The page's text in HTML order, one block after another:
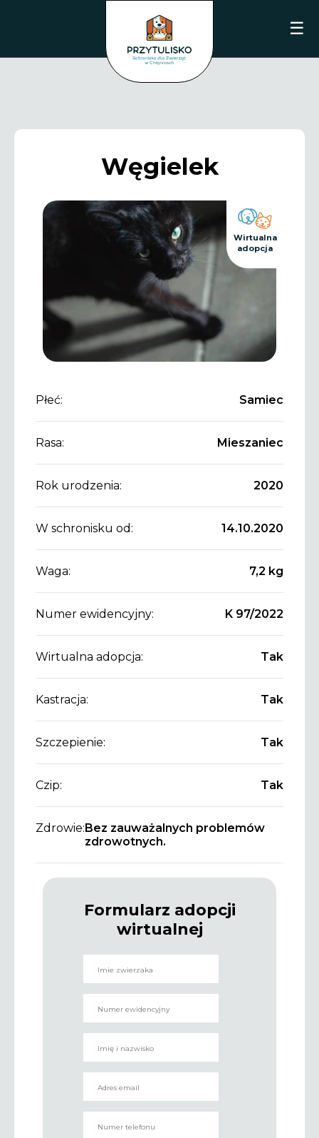
☰
Węgielek
Wirtualna
adopcja
Płeć: Samiec
Rasa: Mieszaniec
Rok urodzenia: 2020
W schronisku od: 14.10.2020
Waga: 7,2 kg
Numer ewidencyjny: K 97/2022
Wirtualna adopcja: Tak
Kastracja: Tak
Szczepienie: Tak
Czip: Tak
Zdrowie:Bez zauważalnych problemów
zdrowotnych.
Formularz adopcji
wirtualnej